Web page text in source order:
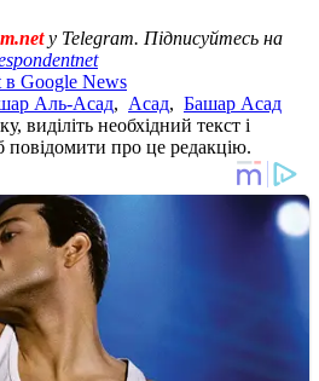
у Telegram. Підписуйтесь на
в Google News
Аль-Асад, Асад, Башар Асад
виділіть необхідний текст і
повідомити про це редакцію.